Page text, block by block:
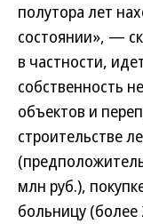
полутора лет
состоянии», —
в частности,
собственность
объектов и
строительстве
млн руб.),
больницу (более